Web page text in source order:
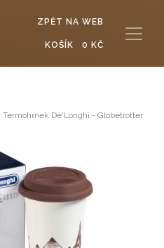
ZPĚT NA WEB
KOŠÍK 0 KČ
Termohrnek De'Longhi - Globetrotter